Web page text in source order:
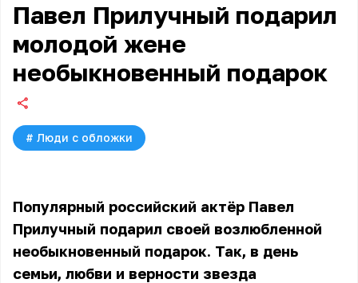
Павел Прилучный подарил
молодой жене
необыкновенный подарок
# Люди с обложки
Популярный российский актёр Павел
Прилучный подарил своей возлюбленной
необыкновенный подарок. Так, в день
семьи, любви и верности звезда